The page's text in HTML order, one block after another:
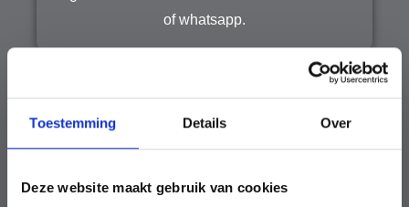
Toestemming Details Over
Deze website maakt gebruik van cookies
of whatsapp.
STAP 2